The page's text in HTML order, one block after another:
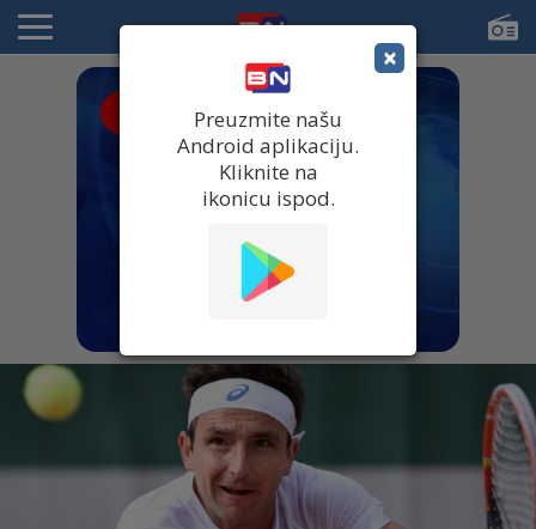
×
Preuzmite našu
Android aplikaciju.
Kliknite na
ikonicu ispod.